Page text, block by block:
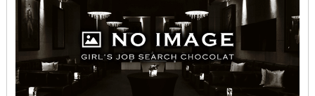
【ヒミツクラブ】は私服勤務可能！
未経験者さんも前もって夜職用のお洋服を購入する必要はありませ
ん♥
最低限のコストで、気軽にお仕事を始めてみませんか？